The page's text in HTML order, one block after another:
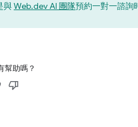
與Web.dev AI 團隊預約一對一諮詢
幫助嗎？